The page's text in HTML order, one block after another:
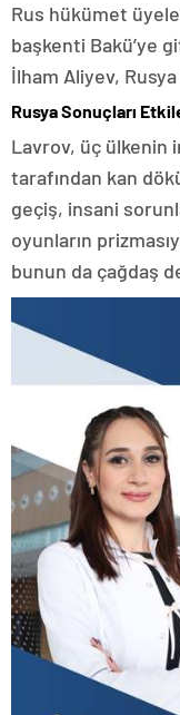
Rus hükümet
başkenti Bakü’ye
İlham Aliyev, Rusya
Rusya Sonuçları
Lavrov, üç ülkenin
tarafından kan
geçiş, insani
oyunların
bunun da çağdaş